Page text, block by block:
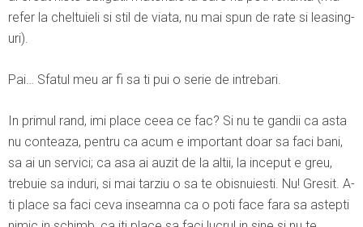
refer la cheltuieli si stil de viata, nu mai spun de rate si leasing-
uri).
Pai… Sfatul meu ar fi sa ti pui o serie de intrebari.
In primul rand, imi place ceea ce fac? Si nu te gandii ca asta
nu conteaza, pentru ca acum e important doar sa faci bani,
sa ai un servici; ca asa ai auzit de la altii, la inceput e greu,
trebuie sa induri, si mai tarziu o sa te obisnuiesti. Nu! Gresit. A-
ti place sa faci ceva inseamna ca o poti face fara sa astepti